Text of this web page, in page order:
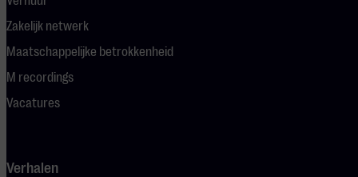
Zakelijk netwerk
Maatschappelijke betrokkenheid
M recordings
Vacatures
Verhalen